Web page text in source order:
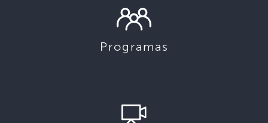
Programas